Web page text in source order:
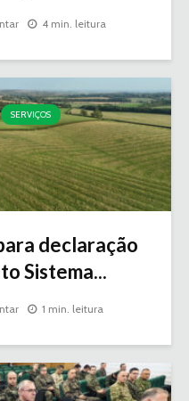
4 min. leitura
SERVIÇOS
declaração
Sistema...
1 min. leitura